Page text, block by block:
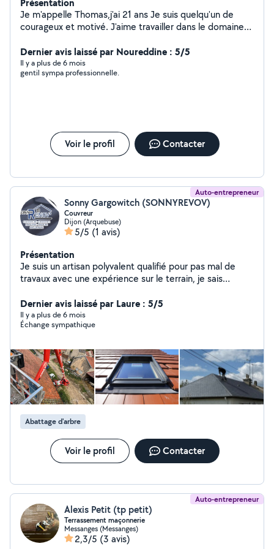
Je m'appelle Thomas,j'ai 21 ans Je suis quelqu'un de
courageux et motivé. J'aime travailler dans le domaine
Dernier avis laissé par Noureddine : 5/5
Il y a plus de 6 mois
gentil sympa professionnelle.
Voir le profil Contacter
Auto-entrepreneur
Sonny Gargowitch (SONNYREVOV)
Couvreur
Dijon (Arquebuse)
5/5 (1 avis)
Présentation
Je suis un artisan polyvalent qualifié pour pas mal de
travaux avec une expérience sur le terrain, je sais
votre demande
Dernier avis laissé par Laure : 5/5
Il y a plus de 6 mois
Échange sympathique
Abattage d'arbre
Voir le profil Contacter
Auto-entrepreneur
Alexis Petit (tp petit)
Terrassement maçonnerie
Messanges (Messanges)
2,3/5 (3 avis)